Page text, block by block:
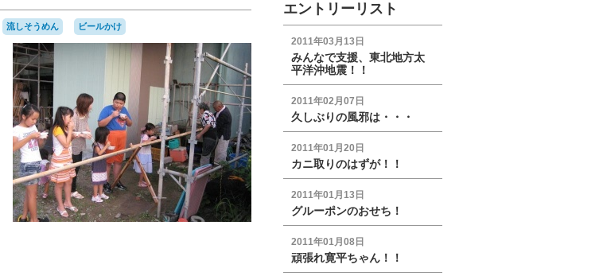
流しそうめん ビールかけ
エントリーリスト
2011年03月13日
みんなで支援、東北地方太
平洋沖地震！！
2011年02月07日
久しぶりの風邪は・・・
2011年01月20日
カニ取りのはずが！！
2011年01月13日
グルーポンのおせち！
2011年01月08日
頑張れ寛平ちゃん！！